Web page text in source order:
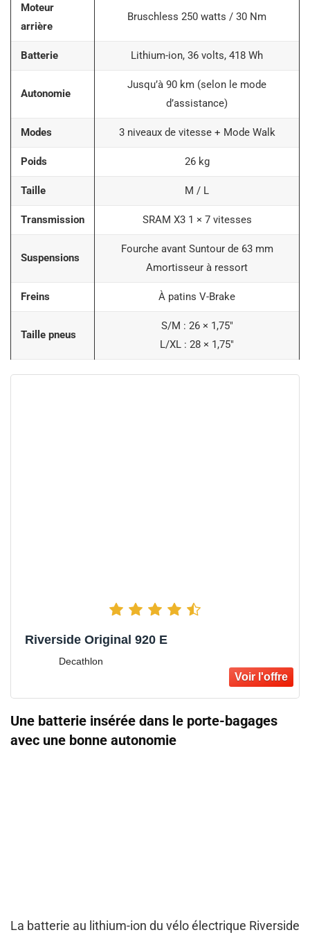
Moteur
arrière
Bruschless 250 watts / 30 Nm
Batterie Lithium-ion, 36 volts, 418 Wh
Autonomie
Jusqu’à 90 km (selon le mode
d’assistance)
Modes 3 niveaux de vitesse + Mode Walk
Poids 26 kg
Taille M / L
Transmission SRAM X3 1 × 7 vitesses
Suspensions
Fourche avant Suntour de 63 mm
Amortisseur à ressort
Freins À patins V-Brake
Taille pneus
S/M : 26 × 1,75″
L/XL : 28 × 1,75″
Riverside Original 920 E
Decathlon
Une batterie insérée dans le porte-bagages
avec une bonne autonomie
La batterie au lithium-ion du vélo électrique Riverside